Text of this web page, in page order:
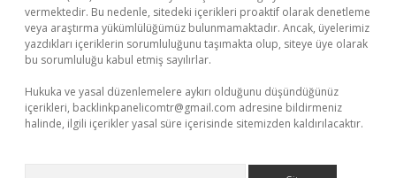
vermektedir. Bu nedenle, sitedeki içerikleri proaktif olarak denetleme
veya araştırma yükümlülüğümüz bulunmamaktadır. Ancak, üyelerimiz
yazdıkları içeriklerin sorumluluğunu taşımakta olup, siteye üye olarak
bu sorumluluğu kabul etmiş sayılırlar.
Hukuka ve yasal düzenlemelere aykırı olduğunu düşündüğünüz
içerikleri, backlinkpanelicomtr@gmail.com adresine bildirmeniz
halinde, ilgili içerikler yasal süre içerisinde sitemizden kaldırılacaktır.